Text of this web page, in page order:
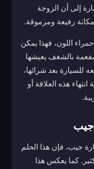
إلى أن الزوجة
رفيعة ومرموقة.
حمراء اللون، فهذا يمكن
بالشغف يعيشها
للسيارة بعد شرائها،
هذه العلاقة أو
جيب
جيب، فإن هذا الحلم
كما يعكس هذا